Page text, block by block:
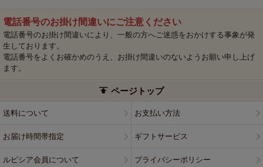
電話番号のお掛け間違いにご注意ください
電話番号のお掛け間違いにより、一般の方へご迷惑をおかけする事象が発
生しております。
電話番号をよくお確かめのうえ、お掛け間違いのないようお願い申し上げ
ます。
ページトップ
送料について お支払い方法
お届け時間帯指定 ギフトサービス
ルピシア会員について プライバシーポリシー